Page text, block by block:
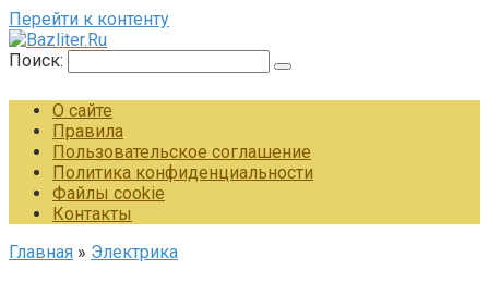
Перейти к контенту
Поиск:
О сайте
Правила
Пользовательское соглашение
Политика конфиденциальности
Файлы cookie
Контакты
Главная » Электрика